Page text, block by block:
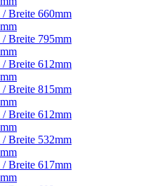
Breite 660mm
Breite 795mm
Breite 612mm
Breite 815mm
Breite 612mm
Breite 532mm
Breite 617mm